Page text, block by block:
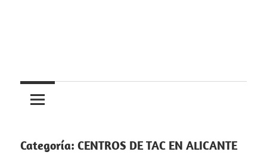
Centros
medicos
médicos,
centros
y
Categoría: CENTROS DE TAC EN ALICANTE